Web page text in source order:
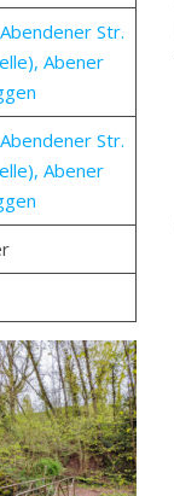
Str.
Abener
Str.
Abener